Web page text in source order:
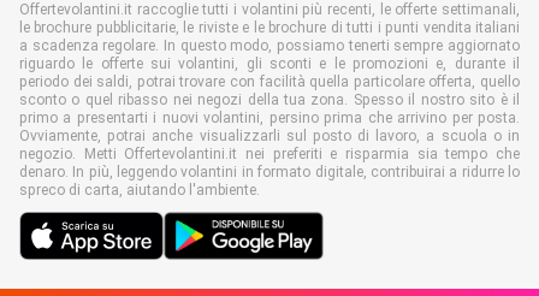
Offertevolantini.it raccoglie tutti i volantini più recenti, le offerte settimanali,
le brochure pubblicitarie, le riviste e le brochure di tutti i punti vendita italiani
a scadenza regolare. In questo modo, possiamo tenerti sempre aggiornato
riguardo le offerte sui volantini, gli sconti e le promozioni e, durante il
periodo dei saldi, potrai trovare con facilità quella particolare offerta, quello
sconto o quel ribasso nei negozi della tua zona. Spesso il nostro sito è il
primo a presentarti i nuovi volantini, persino prima che arrivino per posta.
Ovviamente, potrai anche visualizzarli sul posto di lavoro, a scuola o in
negozio. Metti Offertevolantini.it nei preferiti e risparmia sia tempo che
denaro. In più, leggendo volantini in formato digitale, contribuirai a ridurre lo
spreco di carta, aiutando l'ambiente.